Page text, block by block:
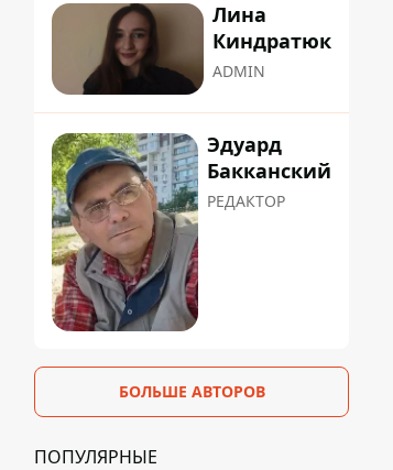
Лина
Киндратюк
ADMIN
Эдуард
Бакканский
РЕДАКТОР
БОЛЬШЕ АВТОРОВ
ПОПУЛЯРНЫЕ